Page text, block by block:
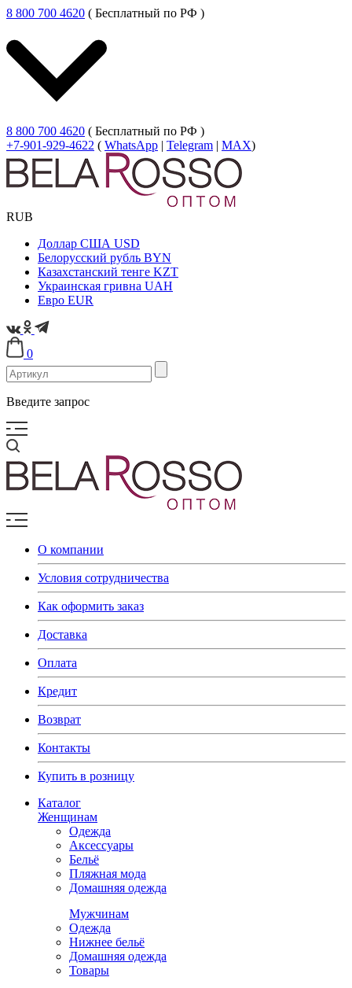
8 800 700 4620 ( Бесплатный по РФ )
8 800 700 4620 ( Бесплатный по РФ )
+7-901-929-4622 ( WhatsApp | Telegram | MAX)
RUB
Доллар США USD
Белорусский рубль BYN
Казахстанский тенге KZT
Украинская гривна UAH
Евро EUR
0
Введите запрос
О компании
Условия сотрудничества
Как оформить заказ
Доставка
Оплата
Кредит
Возврат
Контакты
Купить в розницу
Каталог
Женщинам
Одежда
Аксессуары
Бельё
Пляжная мода
Домашняя одежда
Мужчинам
Одежда
Нижнее бельё
Домашняя одежда
Товары